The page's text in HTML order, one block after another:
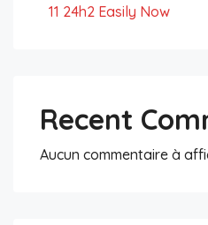
11 24h2 Easily Now
Recent
Aucun commentaire à